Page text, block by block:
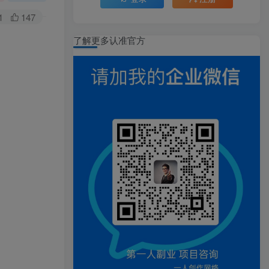
147
了解更多认准官方